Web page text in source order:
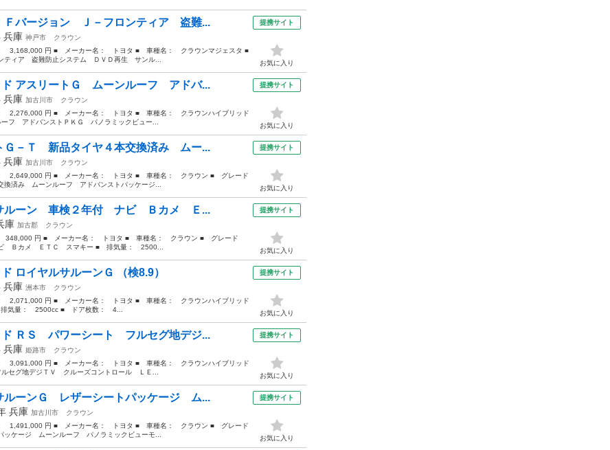
Ｆバージョン Ｊ－フロンティア 盗難...
兵庫 神戸市
クラウン
3,168,000 円 ■ メーカー名： トヨタ ■ 車種名： クラウンマジェスタ ■
ィア 盗難防止システム ＤＶＤ再生 サンル...
提携サイト
お気に入り
ド アスリートＧ ムーンルーフ アドバ...
兵庫 加古川市
クラウン
2,276,000 円 ■ メーカー名： トヨタ ■ 車種名： クラウンハイブリッド
アドバンストＰＫＧ パノラミックビュー...
提携サイト
お気に入り
Ｇ－Ｔ 新品タイヤ４本交換済み ムー...
兵庫 加古川市
クラウン
2,649,000 円 ■ メーカー名： トヨタ ■ 車種名： クラウン ■ グレード
済み ムーンルーフ アドバンストパッケージ...
提携サイト
お気に入り
サルーン 車検２年付 ナビ Ｂカメ Ｅ...
庫 加古郡
クラウン
348,000 円 ■ メーカー名： トヨタ ■ 車種名： クラウン ■ グレード
Ｂカメ ＥＴＣ スマキー ■ 排気量： 2500...
提携サイト
お気に入り
ロイヤルサルーンＧ （検8.9）
兵庫 洲本市
クラウン
2,071,000 円 ■ メーカー名： トヨタ ■ 車種名： クラウンハイブリッド
気量： 2500cc ■ ドア枚数： 4...
提携サイト
お気に入り
ド ＲＳ パワーシート フルセグ地デジ...
兵庫 姫路市
クラウン
3,091,000 円 ■ メーカー名： トヨタ ■ 車種名： クラウンハイブリッド
グ地デジＴＶ クルーズコントロール ＬＥ...
提携サイト
お気に入り
ルーンＧ レザーシートパッケージ ム...
兵庫 加古川市
クラウン
1,491,000 円 ■ メーカー名： トヨタ ■ 車種名： クラウン ■ グレード
ケージ ムーンルーフ パノラミックビューモ...
提携サイト
お気に入り